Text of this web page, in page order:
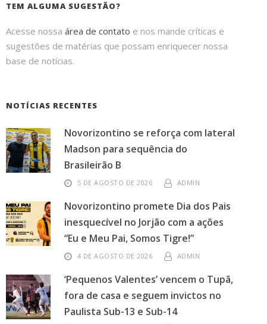
TEM ALGUMA SUGESTÃO?
Acesse nossaárea de contato e nos mande críticas e
sugestões de matérias que possam enriquecer nossa
base de notícias.
NOTÍCIAS RECENTES
Novorizontino se reforça com lateral
Madson para sequência do
Brasileirão B
5 DE AGOSTO DE 2026 ADMIN
Novorizontino promete Dia dos Pais
inesquecível no Jorjão com a ações
“Eu e Meu Pai, Somos Tigre!”
4 DE AGOSTO DE 2026 ADMIN
‘Pequenos Valentes’ vencem o Tupã,
fora de casa e seguem invictos no
Paulista Sub-13 e Sub-14